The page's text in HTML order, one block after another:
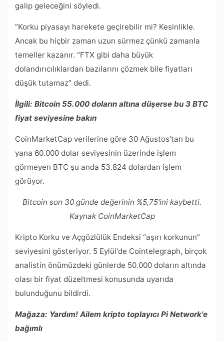
galip geleceğini söyledi.
“Korku piyasayı harekete geçirebilir mi? Kesinlikle.
Ancak bu hiçbir zaman uzun sürmez çünkü zamanla
temeller kazanır. “FTX gibi daha büyük
dolandırıcılıklardan bazılarını çözmek bile fiyatları
düşük tutamaz” dedi.
İlgili: Bitcoin 55.000 doların altına düşerse bu 3 BTC
fiyat seviyesine bakın
CoinMarketCap verilerine göre 30 Ağustos'tan bu
yana 60.000 dolar seviyesinin üzerinde işlem
görmeyen BTC şu anda 53.824 dolardan işlem
görüyor.
Bitcoin son 30 günde değerinin %5,75'ini kaybetti.
Kaynak CoinMarketCap
Kripto Korku ve Açgözlülük Endeksi “aşırı korkunun”
seviyesini gösteriyor. 5 Eylül'de Cointelegraph, birçok
analistin önümüzdeki günlerde 50.000 doların altında
olası bir fiyat düzeltmesi konusunda uyarıda
bulunduğunu bildirdi.
Mağaza: Yardım! Ailem kripto toplayıcı Pi Network'e
bağımlı